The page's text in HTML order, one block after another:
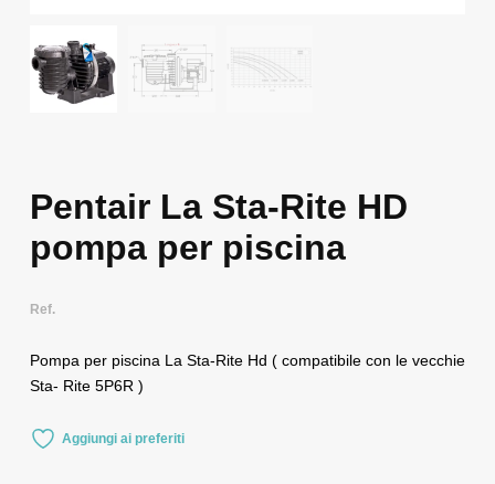
Pentair La Sta-Rite HD
pompa per piscina
Ref.
Pompa per piscina La Sta-Rite Hd ( compatibile con le vecchie
Sta- Rite 5P6R )
Aggiungi ai preferiti